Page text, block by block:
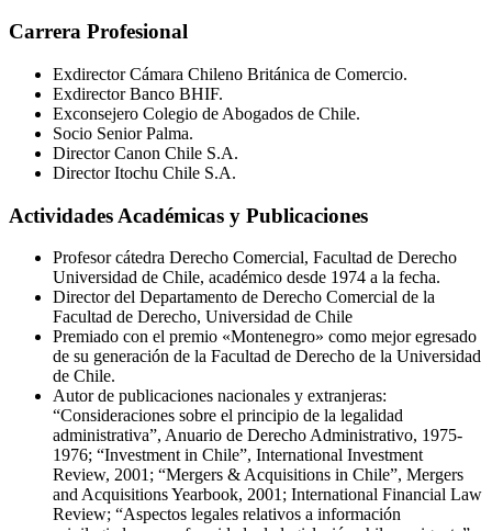
Carrera Profesional
Exdirector Cámara Chileno Británica de Comercio.
Exdirector Banco BHIF.
Exconsejero Colegio de Abogados de Chile.
Socio Senior Palma.
Director Canon Chile S.A.
Director Itochu Chile S.A.
Actividades Académicas y Publicaciones
Profesor cátedra Derecho Comercial, Facultad de Derecho
Universidad de Chile, académico desde 1974 a la fecha.
Director del Departamento de Derecho Comercial de la
Facultad de Derecho, Universidad de Chile
Premiado con el premio «Montenegro» como mejor egresado
de su generación de la Facultad de Derecho de la Universidad
de Chile.
Autor de publicaciones nacionales y extranjeras:
“Consideraciones sobre el principio de la legalidad
administrativa”, Anuario de Derecho Administrativo, 1975-
1976; “Investment in Chile”, International Investment
Review, 2001; “Mergers & Acquisitions in Chile”, Mergers
and Acquisitions Yearbook, 2001; International Financial Law
Review; “Aspectos legales relativos a información